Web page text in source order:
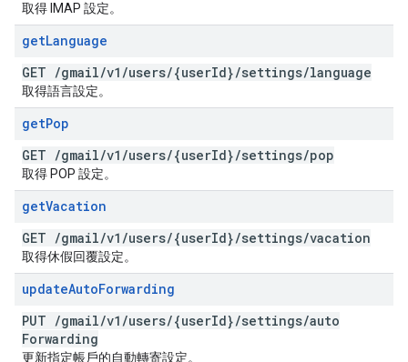
取得 IMAP 設定。
getLanguage
GET /gmail/v1 /users/{userId}/settings/language
取得語言設定。
getPop
GET /gmail/v1 /users/{userId}/settings/pop
取得 POP 設定。
getVacation
GET /gmail/v1 /users/{userId}/settings/vacation
取得休假回覆設定。
updateAutoForwarding
PUT /gmail/v1 /users/{userId}/settings/auto
Forwarding
更新指定帳戶的自動轉寄設定。